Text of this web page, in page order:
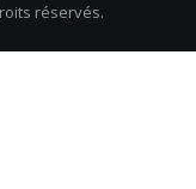
réservés.